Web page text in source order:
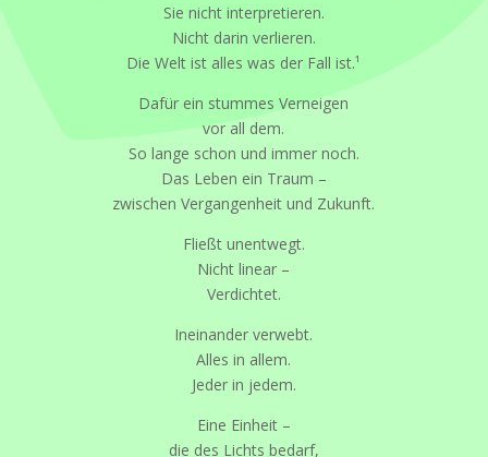
Sie nicht interpretieren.
Nicht darin verlieren.
Die Welt ist alles was der Fall ist.¹
Dafür ein stummes Verneigen
vor all dem.
So lange schon und immer noch.
Das Leben ein Traum –
zwischen Vergangenheit und Zukunft.
Fließt unentwegt.
Nicht linear –
Verdichtet.
Ineinander verwebt.
Alles in allem.
Jeder in jedem.
Eine Einheit –
die des Lichts bedarf,